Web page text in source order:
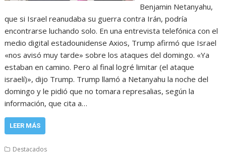
Benjamin Netanyahu,
que si Israel reanudaba su guerra contra Irán, podría
encontrarse luchando solo. En una entrevista telefónica con el
medio digital estadounidense Axios, Trump afirmó que Israel
«nos avisó muy tarde» sobre los ataques del domingo. «Ya
estaban en camino. Pero al final logré limitar (el ataque
israelí)», dijo Trump. Trump llamó a Netanyahu la noche del
domingo y le pidió que no tomara represalias, según la
información, que cita a…
LEER MÁS
Destacados